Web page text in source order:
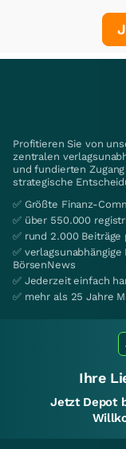
Profitieren Sie von
zentralen
und fundierten
strategische
✅ Größte Finanz-
✅ über 550.000
✅ rund 2.000 Beiträge
✅
BörsenNews
✅ Jederzeit einfach
✅ mehr als 25 Jahre
Ihre
Jetzt Depot